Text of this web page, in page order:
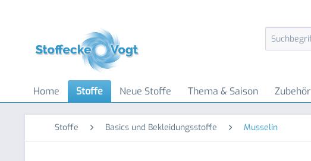
Home Stoffe Neue Stoffe Thema & Saison Zubehör
Stoffe Basics und Bekleidungsstoffe Musselin